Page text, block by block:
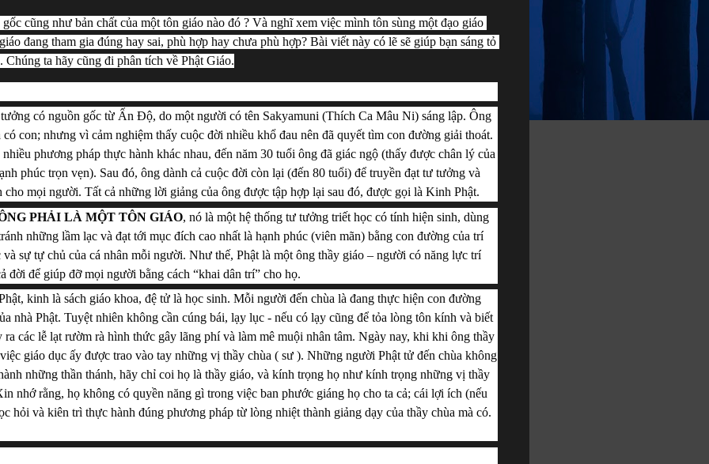
cũng như bản chất của một tôn giáo nào đó ? Và nghĩ xem việc mình tôn sùng một đạo giáo
đang tham gia đúng hay sai, phù hợp hay chưa phù hợp? Bài viết này có lẽ sẽ giúp bạn sáng tỏ
Chúng ta hãy cũng đi phân tích về Phật Giáo.
có nguồn gốc từ Ấn Độ, do một người có tên Sakyamuni (Thích Ca Mâu Ni) sáng lập. Ông
con; nhưng vì cảm nghiệm thấy cuộc đời nhiều khổ đau nên đã quyết tìm con đường giải thoát.
phương pháp thực hành khác nhau, đến năm 30 tuổi ông đã giác ngộ (thấy được chân lý của
phúc trọn vẹn). Sau đó, ông dành cả cuộc đời còn lại (đến 80 tuổi) để truyền đạt tư tưởng và
mọi người. Tất cả những lời giảng của ông được tập hợp lại sau đó, được gọi là Kinh Phật.
PHẢI LÀ MỘT TÔN GIÁO, nó là một hệ thống tư tưởng triết học có tính hiện sinh, dùng
những lầm lạc và đạt tới mục đích cao nhất là hạnh phúc (viên mãn) bằng con đường của trí
và sự tự chủ của cá nhân mỗi người. Như thế, Phật là một ông thầy giáo – người có năng lực trí
đời để giúp đỡ mọi người bằng cách “khai dân trí” cho họ.
kinh là sách giáo khoa, đệ tử là học sinh. Mỗi người đến chùa là đang thực hiện con đường
nhà Phật. Tuyệt nhiên không cần cúng bái, lạy lục - nếu có lạy cũng để tỏa lòng tôn kính và biết
ra các lễ lạt rườm rà hình thức gây lãng phí và làm mê muội nhân tâm. Ngày nay, khi khi ông thầy
giáo dục ấy được trao vào tay những vị thầy chùa ( sư ). Những người Phật tử đến chùa không
những thần thánh, hãy chỉ coi họ là thầy giáo, và kính trọng họ như kính trọng những vị thầy
nhớ rằng, họ không có quyền năng gì trong việc ban phước giáng họ cho ta cả; cái lợi ích (nếu
hỏi và kiên trì thực hành đúng phương pháp từ lòng nhiệt thành giảng dạy của thầy chùa mà có.